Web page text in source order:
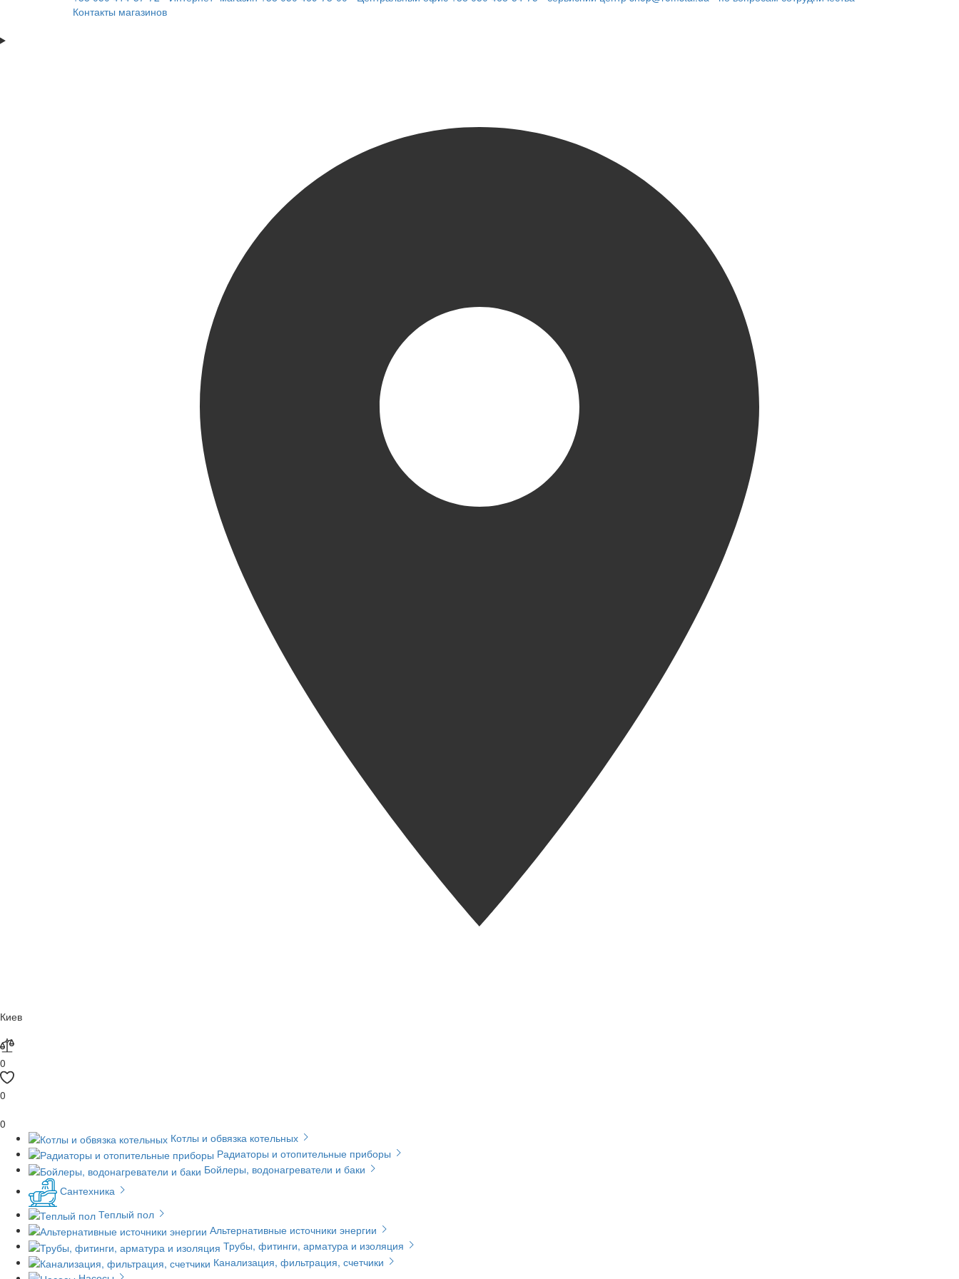
Контакты магазинов
Киев
0
0
0
Котлы и обвязка котельных
Радиаторы и отопительные приборы
Бойлеры, водонагреватели и баки
Сантехника
Теплый пол
Альтернативные источники энергии
Трубы, фитинги, арматура и изоляция
Канализация, фильтрация, счетчики